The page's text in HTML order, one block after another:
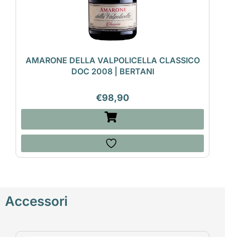
AMARONE DELLA VALPOLICELLA CLASSICO
DOC 2008 | BERTANI
€98,90
Accessori